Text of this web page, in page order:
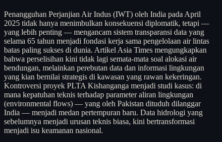
Penangguhan Perjanjian Air Indus (IWT) oleh India pada April
2025 tidak hanya menimbulkan konsekuensi diplomatik, tetapi —
yang lebih penting — mengancam sistem transparansi data yang
selama 65 tahun menjadi fondasi kerja sama pengelolaan air lintas
batas paling sukses di dunia. Artikel Asia Times mengungkapkan
bahwa perselisihan kini tidak lagi semata-mata soal alokasi air
bendungan, melainkan perebutan data dan informasi lingkungan
yang kian bernilai strategis di kawasan yang rawan kekeringan.
Kontroversi proyek PLTA Kishanganga menjadi studi kasus: di
mana kepatuhan teknis terhadap parameter aliran lingkungan
(environmental flows) — yang oleh Pakistan dituduh dilanggar
India — menjadi medan pertempuran baru. Data hidrologi yang
sebelumnya menjadi urusan teknis biasa, kini bertransformasi
menjadi isu keamanan nasional.